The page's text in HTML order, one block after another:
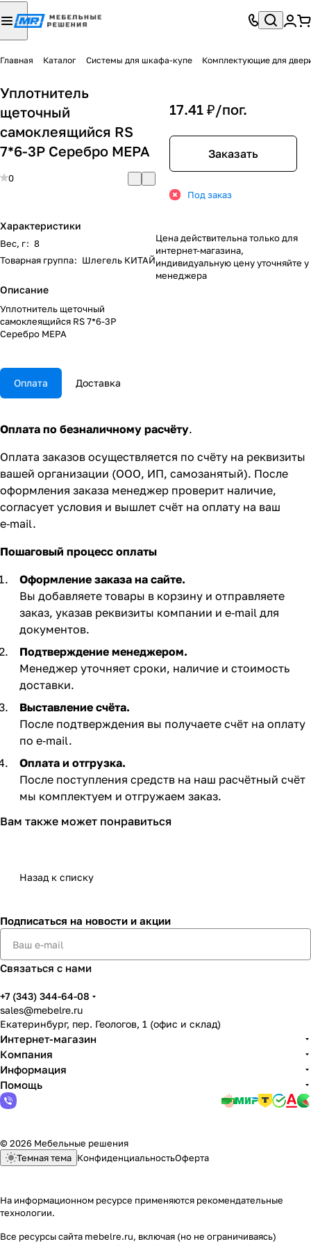
Главная Каталог Системы для шкафа-купе Комплектующие для
Уплотнитель
щеточный
самоклеящийся RS
7*6-3P Серебро МЕРА
0
Характеристики
Вес, г: 8
Товарная группа: Шлегель КИТАЙ
Описание
Уплотнитель щеточный
самоклеящийся RS 7*6-3P
Серебро МЕРА
17.41 ₽/пог.
Заказать
Под заказ
Цена действительна только для
интернет-магазина,
индивидуальную цену уточняйте у
менеджера
Оплата Доставка
Оплата по безналичному расчёту.
Оплата заказов осуществляется по счёту на реквизиты
вашей организации (ООО, ИП, самозанятый). После
оформления заказа менеджер проверит наличие,
согласует условия и вышлет счёт на оплату на ваш
e‑mail.
Пошаговый процесс оплаты
Оформление заказа на сайте.
Вы добавляете товары в корзину и отправляете
заказ, указав реквизиты компании и e‑mail для
документов.
Подтверждение менеджером.
Менеджер уточняет сроки, наличие и стоимость
доставки.
Выставление счёта.
После подтверждения вы получаете счёт на оплату
по e‑mail. ​
Оплата и отгрузка.
После поступления средств на наш расчётный счёт
мы комплектуем и отгружаем заказ.​
Вам также может понравиться
Назад к списку
Подписаться на новости и акции
Связаться с нами
+7 (343) 344-64-08
sales@mebelre.ru
Екатеринбург, пер. Геологов, 1 (офис и склад)
Интернет-магазин
Компания
Информация
Помощь
© 2026 Мебельные решения
Темная тема КонфиденциальностьОферта
На информационном ресурсе применяются рекомендательные
технологии.
Все ресурсы сайта mebelre.ru, включая (но не ограничиваясь)